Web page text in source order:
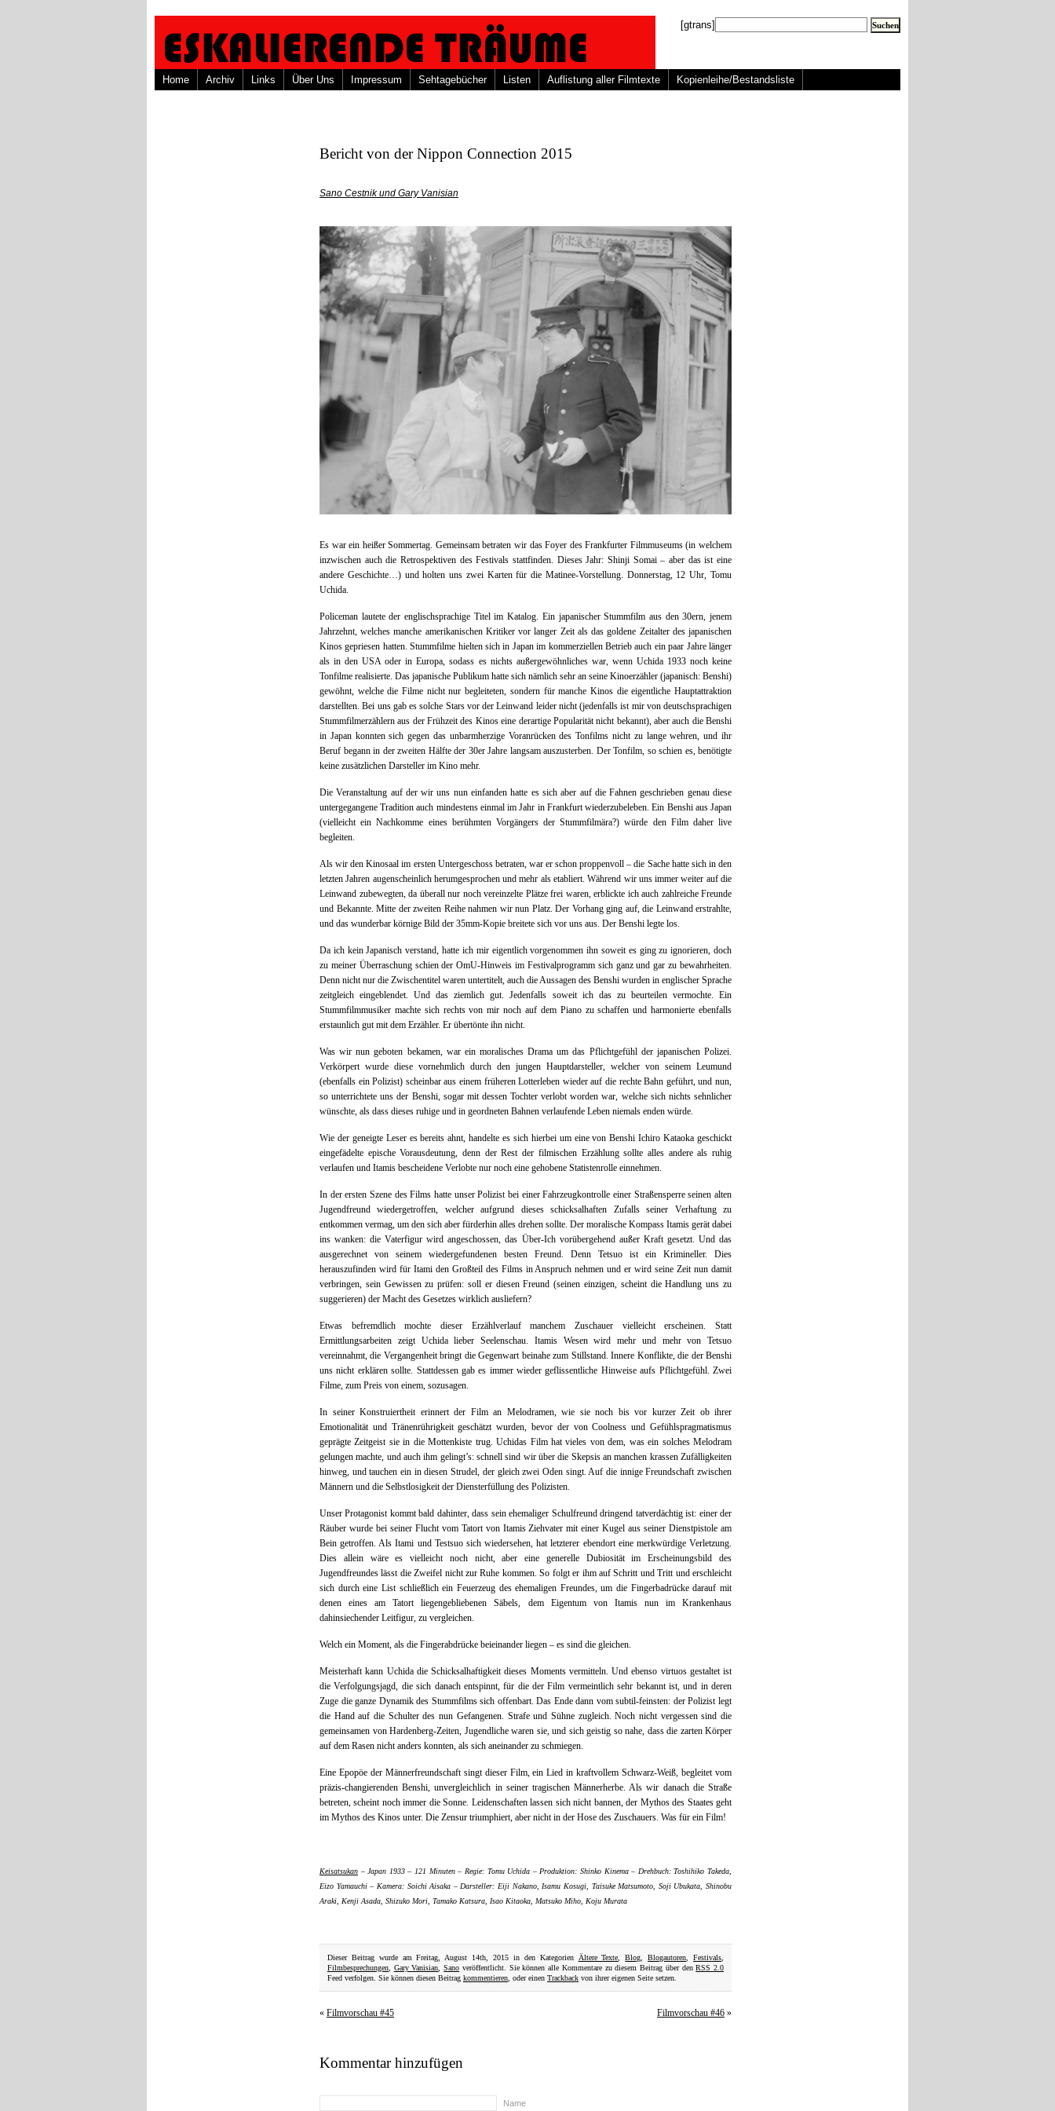
[gtrans]
Home Archiv Links Über Uns Impressum Sehtagebücher Listen Auflistung aller Filmtexte Kopienleihe/Bestandsliste
Bericht von der Nippon Connection 2015
Sano Cestnik und Gary Vanisian
Es war ein heißer Sommertag. Gemeinsam betraten wir das Foyer des Frankfurter Filmmuseums (in welchem
inzwischen auch die Retrospektiven des Festivals stattfinden. Dieses Jahr: Shinji Somai – aber das ist eine
andere Geschichte…) und holten uns zwei Karten für die Matinee-Vorstellung. Donnerstag, 12 Uhr, Tomu
Uchida.
Policeman lautete der englischsprachige Titel im Katalog. Ein japanischer Stummfilm aus den 30ern, jenem
Jahrzehnt, welches manche amerikanischen Kritiker vor langer Zeit als das goldene Zeitalter des japanischen
Kinos gepriesen hatten. Stummfilme hielten sich in Japan im kommerziellen Betrieb auch ein paar Jahre länger
als in den USA oder in Europa, sodass es nichts außergewöhnliches war, wenn Uchida 1933 noch keine
Tonfilme realisierte. Das japanische Publikum hatte sich nämlich sehr an seine Kinoerzähler (japanisch: Benshi)
gewöhnt, welche die Filme nicht nur begleiteten, sondern für manche Kinos die eigentliche Hauptattraktion
darstellten. Bei uns gab es solche Stars vor der Leinwand leider nicht (jedenfalls ist mir von deutschsprachigen
Stummfilmerzählern aus der Frühzeit des Kinos eine derartige Popularität nicht bekannt), aber auch die Benshi
in Japan konnten sich gegen das unbarmherzige Voranrücken des Tonfilms nicht zu lange wehren, und ihr
Beruf begann in der zweiten Hälfte der 30er Jahre langsam auszusterben. Der Tonfilm, so schien es, benötigte
keine zusätzlichen Darsteller im Kino mehr.
Die Veranstaltung auf der wir uns nun einfanden hatte es sich aber auf die Fahnen geschrieben genau diese
untergegangene Tradition auch mindestens einmal im Jahr in Frankfurt wiederzubeleben. Ein Benshi aus Japan
(vielleicht ein Nachkomme eines berühmten Vorgängers der Stummfilmära?) würde den Film daher live
begleiten.
Als wir den Kinosaal im ersten Untergeschoss betraten, war er schon proppenvoll – die Sache hatte sich in den
letzten Jahren augenscheinlich herumgesprochen und mehr als etabliert. Während wir uns immer weiter auf die
Leinwand zubewegten, da überall nur noch vereinzelte Plätze frei waren, erblickte ich auch zahlreiche Freunde
und Bekannte. Mitte der zweiten Reihe nahmen wir nun Platz. Der Vorhang ging auf, die Leinwand erstrahlte,
und das wunderbar körnige Bild der 35mm-Kopie breitete sich vor uns aus. Der Benshi legte los.
Da ich kein Japanisch verstand, hatte ich mir eigentlich vorgenommen ihn soweit es ging zu ignorieren, doch
zu meiner Überraschung schien der OmU-Hinweis im Festivalprogramm sich ganz und gar zu bewahrheiten.
Denn nicht nur die Zwischentitel waren untertitelt, auch die Aussagen des Benshi wurden in englischer Sprache
zeitgleich eingeblendet. Und das ziemlich gut. Jedenfalls soweit ich das zu beurteilen vermochte. Ein
Stummfilmmusiker machte sich rechts von mir noch auf dem Piano zu schaffen und harmonierte ebenfalls
erstaunlich gut mit dem Erzähler. Er übertönte ihn nicht.
Was wir nun geboten bekamen, war ein moralisches Drama um das Pflichtgefühl der japanischen Polizei.
Verkörpert wurde diese vornehmlich durch den jungen Hauptdarsteller, welcher von seinem Leumund
(ebenfalls ein Polizist) scheinbar aus einem früheren Lotterleben wieder auf die rechte Bahn geführt, und nun,
so unterrichtete uns der Benshi, sogar mit dessen Tochter verlobt worden war, welche sich nichts sehnlicher
wünschte, als dass dieses ruhige und in geordneten Bahnen verlaufende Leben niemals enden würde.
Wie der geneigte Leser es bereits ahnt, handelte es sich hierbei um eine von Benshi Ichiro Kataoka geschickt
eingefädelte epische Vorausdeutung, denn der Rest der filmischen Erzählung sollte alles andere als ruhig
verlaufen und Itamis bescheidene Verlobte nur noch eine gehobene Statistenrolle einnehmen.
In der ersten Szene des Films hatte unser Polizist bei einer Fahrzeugkontrolle einer Straßensperre seinen alten
Jugendfreund wiedergetroffen, welcher aufgrund dieses schicksalhaften Zufalls seiner Verhaftung zu
entkommen vermag, um den sich aber fürderhin alles drehen sollte. Der moralische Kompass Itamis gerät dabei
ins wanken: die Vaterfigur wird angeschossen, das Über-Ich vorübergehend außer Kraft gesetzt. Und das
ausgerechnet von seinem wiedergefundenen besten Freund. Denn Tetsuo ist ein Krimineller. Dies
herauszufinden wird für Itami den Großteil des Films in Anspruch nehmen und er wird seine Zeit nun damit
verbringen, sein Gewissen zu prüfen: soll er diesen Freund (seinen einzigen, scheint die Handlung uns zu
suggerieren) der Macht des Gesetzes wirklich ausliefern?
Etwas befremdlich mochte dieser Erzählverlauf manchem Zuschauer vielleicht erscheinen. Statt
Ermittlungsarbeiten zeigt Uchida lieber Seelenschau. Itamis Wesen wird mehr und mehr von Tetsuo
vereinnahmt, die Vergangenheit bringt die Gegenwart beinahe zum Stillstand. Innere Konflikte, die der Benshi
uns nicht erklären sollte. Stattdessen gab es immer wieder geflissentliche Hinweise aufs Pflichtgefühl. Zwei
Filme, zum Preis von einem, sozusagen.
In seiner Konstruiertheit erinnert der Film an Melodramen, wie sie noch bis vor kurzer Zeit ob ihrer
Emotionalität und Tränenrührigkeit geschätzt wurden, bevor der von Coolness und Gefühlspragmatismus
geprägte Zeitgeist sie in die Mottenkiste trug. Uchidas Film hat vieles von dem, was ein solches Melodram
gelungen machte, und auch ihm gelingt’s: schnell sind wir über die Skepsis an manchen krassen Zufälligkeiten
hinweg, und tauchen ein in diesen Strudel, der gleich zwei Oden singt. Auf die innige Freundschaft zwischen
Männern und die Selbstlosigkeit der Diensterfüllung des Polizisten.
Unser Protagonist kommt bald dahinter, dass sein ehemaliger Schulfreund dringend tatverdächtig ist: einer der
Räuber wurde bei seiner Flucht vom Tatort von Itamis Ziehvater mit einer Kugel aus seiner Dienstpistole am
Bein getroffen. Als Itami und Testsuo sich wiedersehen, hat letzterer ebendort eine merkwürdige Verletzung.
Dies allein wäre es vielleicht noch nicht, aber eine generelle Dubiosität im Erscheinungsbild des
Jugendfreundes lässt die Zweifel nicht zur Ruhe kommen. So folgt er ihm auf Schritt und Tritt und erschleicht
sich durch eine List schließlich ein Feuerzeug des ehemaligen Freundes, um die Fingerbadrücke darauf mit
denen eines am Tatort liegengebliebenen Säbels, dem Eigentum von Itamis nun im Krankenhaus
dahinsiechender Leitfigur, zu vergleichen.
Welch ein Moment, als die Fingerabdrücke beieinander liegen – es sind die gleichen.
Meisterhaft kann Uchida die Schicksalhaftigkeit dieses Moments vermitteln. Und ebenso virtuos gestaltet ist
die Verfolgungsjagd, die sich danach entspinnt, für die der Film vermeintlich sehr bekannt ist, und in deren
Zuge die ganze Dynamik des Stummfilms sich offenbart. Das Ende dann vom subtil-feinsten: der Polizist legt
die Hand auf die Schulter des nun Gefangenen. Strafe und Sühne zugleich. Noch nicht vergessen sind die
gemeinsamen von Hardenberg-Zeiten, Jugendliche waren sie, und sich geistig so nahe, dass die zarten Körper
auf dem Rasen nicht anders konnten, als sich aneinander zu schmiegen.
Eine Epopöe der Männerfreundschaft singt dieser Film, ein Lied in kraftvollem Schwarz-Weiß, begleitet vom
präzis-changierenden Benshi, unvergleichlich in seiner tragischen Männerherbe. Als wir danach die Straße
betreten, scheint noch immer die Sonne. Leidenschaften lassen sich nicht bannen, der Mythos des Staates geht
im Mythos des Kinos unter. Die Zensur triumphiert, aber nicht in der Hose des Zuschauers. Was für ein Film!
Keisatsukan – Japan 1933 – 121 Minuten – Regie: Tomu Uchida – Produktion: Shinko Kinema – Drehbuch: Toshihiko Takeda,
Eizo Yamauchi – Kamera: Soichi Aisaka – Darsteller: Eiji Nakano, Isamu Kosugi, Taisuke Matsumoto, Soji Ubukata, Shinobu
Araki, Kenji Asada, Shizuko Mori, Tamako Katsura, Isao Kitaoka, Matsuko Miho, Koju Murata
Dieser Beitrag wurde am Freitag, August 14th, 2015 in den Kategorien Ältere Texte ,Blog ,Blogautoren ,Festivals
Filmbesprechungen
Gary Vanisian ,Sano veröffentlicht. Sie können alle Kommentare zu diesem Beitrag über denRSS 2.0
Feed verfolgen. Sie können diesen Beitrag kommentieren , oder einen Trackback von ihrer eigenen Seite setzen.
« Filmvorschau #45 Filmvorschau #46 »
Kommentar hinzufügen
Name